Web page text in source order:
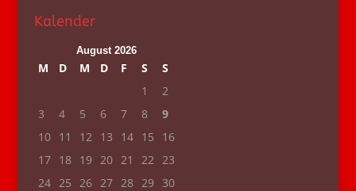
Kalender
August 2026
M D M D F S
S
1
2
3
4 5 6 7 8
9
10
11 12 13 14 15
16
17
18 19 20 21 22
23
24
25 26 27 28 29
30